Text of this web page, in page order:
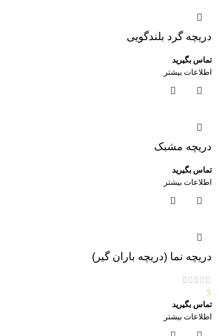
دریچه گرد بلندگویی
تماس بگیرید
اطلاعات بیشتر
دریچه مشبک
تماس بگیرید
اطلاعات بیشتر
دریچه نما (دریچه باران گیر)
5
تماس بگیرید
اطلاعات بیشتر